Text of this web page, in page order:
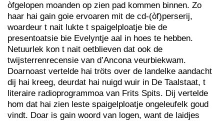
òfgelopen moanden op zien pad kommen binnen. Zo
haar hai gain goie ervoaren mit de cd-(òf)perserij,
woardeur t nait lukte t spaigelploatje bie de
presentoatsie bie Evelyntje aal in hoes te hebben.
Netuurlek kon t nait oetblieven dat ook de
twijsterrenrecensie van d’Ancona veurbiekwam.
Doarnoast vertelde hai tröts over de landelke aandacht
dij hai kreeg, deurdat hai nuigd wuir in De Taalstaat, t
literaire radioprogrammoa van Frits Spits. Dij vertelde
hom dat hai zien leste spaigelploatje ongeleufelk goud
vindt. Doar is gain woord van logen, want de laidjes